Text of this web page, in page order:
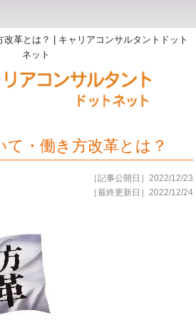
革とは？ | キャリアコンサルタントドット
ネット
・働き方改革とは？
［記事公開日］2022/12/23
［最終更新日］2022/12/24